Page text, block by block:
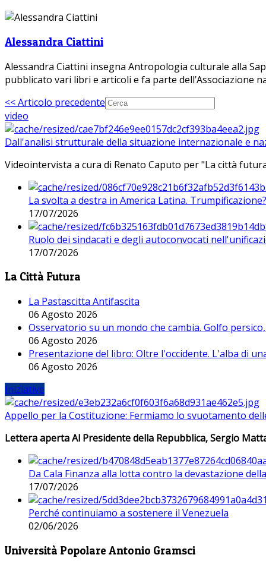
Alessandra Ciattini
Alessandra Ciattini insegna Antropologia culturale alla
pubblicato vari libri e articoli e fa parte dell’Associazione
<< Articolo precedente
video
Dall'analisi strutturale della situazione internazionale e
Videointervista a cura di Renato Caputo per "La città
La svolta a destra in America Latina. Trumpificazione?
17/07/2026
Ruolo dei sindacati e degli autoconvocati
17/07/2026
La Città Futura
La Pastascitta Antifascita
06 Agosto 2026
Osservatorio su un mondo che cambia. Golfo
06 Agosto 2026
Presentazione del libro: Oltre l'occidente. L'alba di
06 Agosto 2026
Iniziative
Appello per la Costituzione: Fermiamo lo svuotamento
Lettera aperta Al Presidente della Repubblica, Sergio
Da Cala Finanza alla lotta contro la devastazione
17/07/2026
Perché continuiamo a sostenere il Venezuela
02/06/2026
Università Popolare Antonio Gramsci